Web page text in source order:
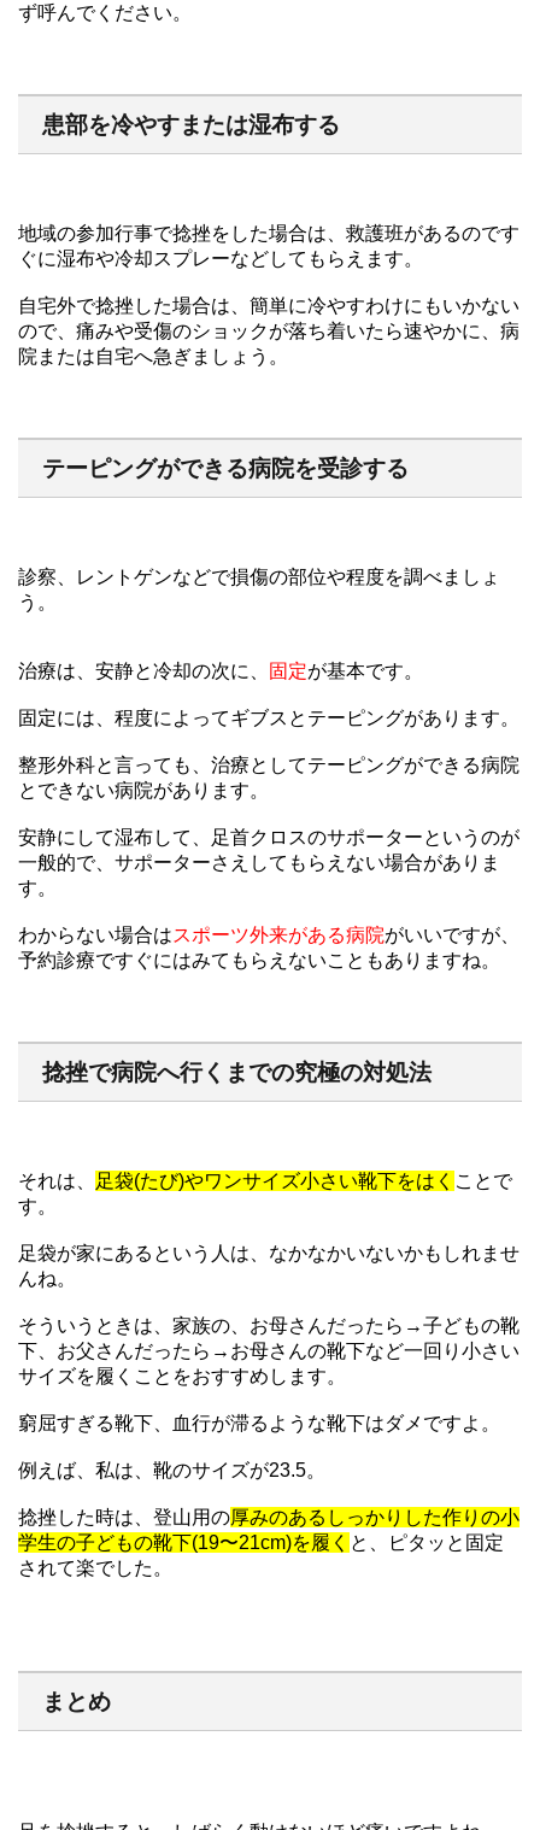
ず呼んでください。
患部を冷やすまたは湿布する
地域の参加行事で捻挫をした場合は、救護班があるのです
ぐに湿布や冷却スプレーなどしてもらえます。
自宅外で捻挫した場合は、簡単に冷やすわけにもいかない
ので、痛みや受傷のショックが落ち着いたら速やかに、病
院または自宅へ急ぎましょう。
テーピングができる病院を受診する
診察、レントゲンなどで損傷の部位や程度を調べましょ
う。
治療は、安静と冷却の次に、 固定が基本です。
固定には、程度によってギブスとテーピングがあります。
整形外科と言っても、治療としてテーピングができる病院
とできない病院があります。
安静にして湿布して、足首クロスのサポーターというのが
一般的で、サポーターさえしてもらえない場合がありま
す。
わからない場合はスポーツ外来がある病院がいいですが、
予約診療ですぐにはみてもらえないこともありますね。
捻挫で病院へ行くまでの究極の対処法
それは、 足袋(たび)やワンサイズ小さい靴下をはく ことで
す。
足袋が家にあるという人は、なかなかいないかもしれませ
んね。
そういうときは、家族の、お母さんだったら→子どもの靴
下、お父さんだったら→お母さんの靴下など一回り小さい
サイズを履くことをおすすめします。
窮屈すぎる靴下、血行が滞るような靴下はダメですよ。
例えば、私は、靴のサイズが23.5。
捻挫した時は、登山用の厚みのあるしっかりした作りの小
学生の子どもの靴下(19〜21cm)を履く と、ピタッと固定
されて楽でした。
まとめ